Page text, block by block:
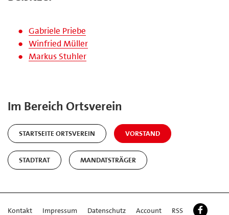
Gabriele Priebe
Winfried Müller
Markus Stuhler
Im Bereich Ortsverein
STARTSEITE ORTSVEREIN VORSTAND
STADTRAT MANDATSTRÄGER
Kontakt Impressum Datenschutz Account RSS